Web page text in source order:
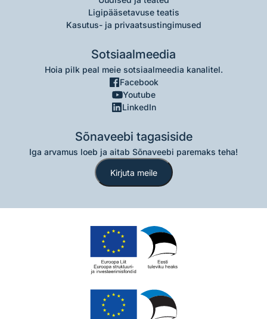
Ligipääsetavuse teatis
Kasutus- ja privaatsustingimused
Sotsiaalmeedia
Hoia pilk peal meie sotsiaalmeedia kanalitel.
Facebook
Youtube
LinkedIn
Sõnaveebi tagasiside
Iga arvamus loeb ja aitab Sõnaveebi paremaks teha!
Kirjuta meile